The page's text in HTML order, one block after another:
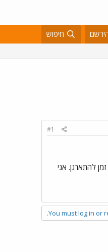
חיפוש
#1
אנחנו יוצאים ב1.3. כך שאין כבר כל כך הרבה זמן להתארגן. אני
You must log in or